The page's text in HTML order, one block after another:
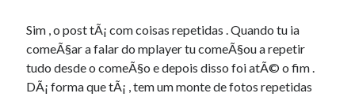
Sim , o post tÃ¡ com coisas repetidas . Quando tu ia
comeÃ§ar a falar do mplayer tu comeÃ§ou a repetir
tudo desde o comeÃ§o e depois disso foi atÃ© o fim .
DÃ¡ forma que tÃ¡ , tem um monte de fotos repetidas